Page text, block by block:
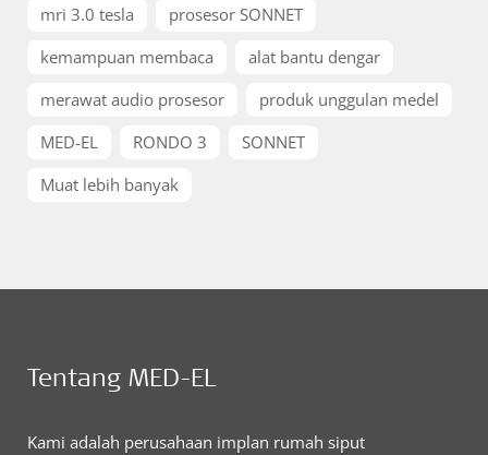
mri 3.0 tesla
prosesor SONNET
kemampuan membaca
alat bantu dengar
merawat audio prosesor
produk unggulan medel
MED-EL
RONDO 3
SONNET
Muat lebih banyak
Tentang MED-EL
Kami adalah perusahaan implan rumah siput